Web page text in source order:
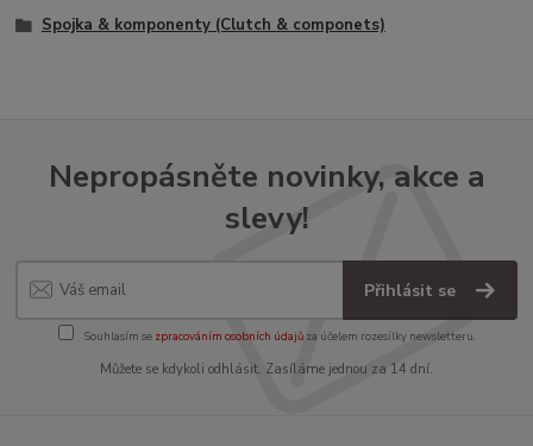
Spojka & komponenty (Clutch & componets)
Nepropásněte novinky, akce a
slevy!
Přihlásit se
Souhlasím se zpracováním osobních údajůza účelem rozesílky newsletteru.
Můžete se kdykoli odhlásit. Zasíláme jednou za 14 dní.